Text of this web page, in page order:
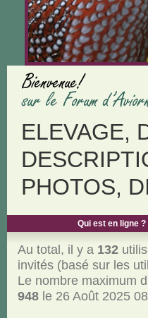
ELEVAGE,
PHOTOS,
Qui est en ligne ?
Au total, il y a 132
invités (basé sur les
Le nombre maximum
948le 26 Août 2025